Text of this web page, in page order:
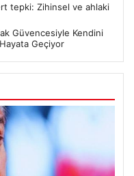
tepki: Zihinsel ve ahlaki
Güvencesiyle Kendini
Geçiyor